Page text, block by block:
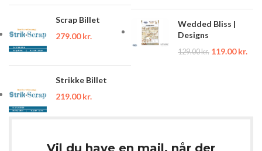
Scrap Billet
279.00kr.
Strikke Billet
219.00kr.
Wedded Bliss |
Designs
129.00kr. 119.00kr.
Vil du have en mail, når der